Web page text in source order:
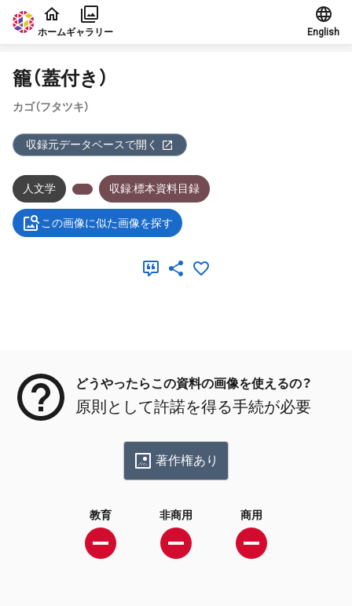
本文に飛ぶ
ホームギャラリー English
籠（蓋付き）
カゴ（フタツキ）
収録元データベースで開く
人文学 収録:標本資料目録
この画像に似た画像を探す
どうやったらこの資料の画像を使えるの？
原則として許諾を得る手続が必要
著作権あり
教育 非商用 商用